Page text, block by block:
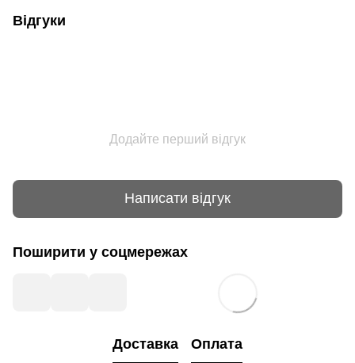
Відгуки
Додайте перший відгук
Написати відгук
Поширити у соцмережах
Доставка Оплата